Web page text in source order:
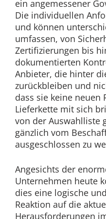
ein angemessener
Die individuellen
und können
umfassen, von
Zertifizierungen bis
dokumentierten
Anbieter, die hinter
zurückbleiben und
dass sie keine neuen
Lieferkette mit sich
von der Auswahlliste
gänzlich vom
ausgeschlossen zu
Angesichts der
Unternehmen heute
dies eine logische
Reaktion auf die
Herausforderungen